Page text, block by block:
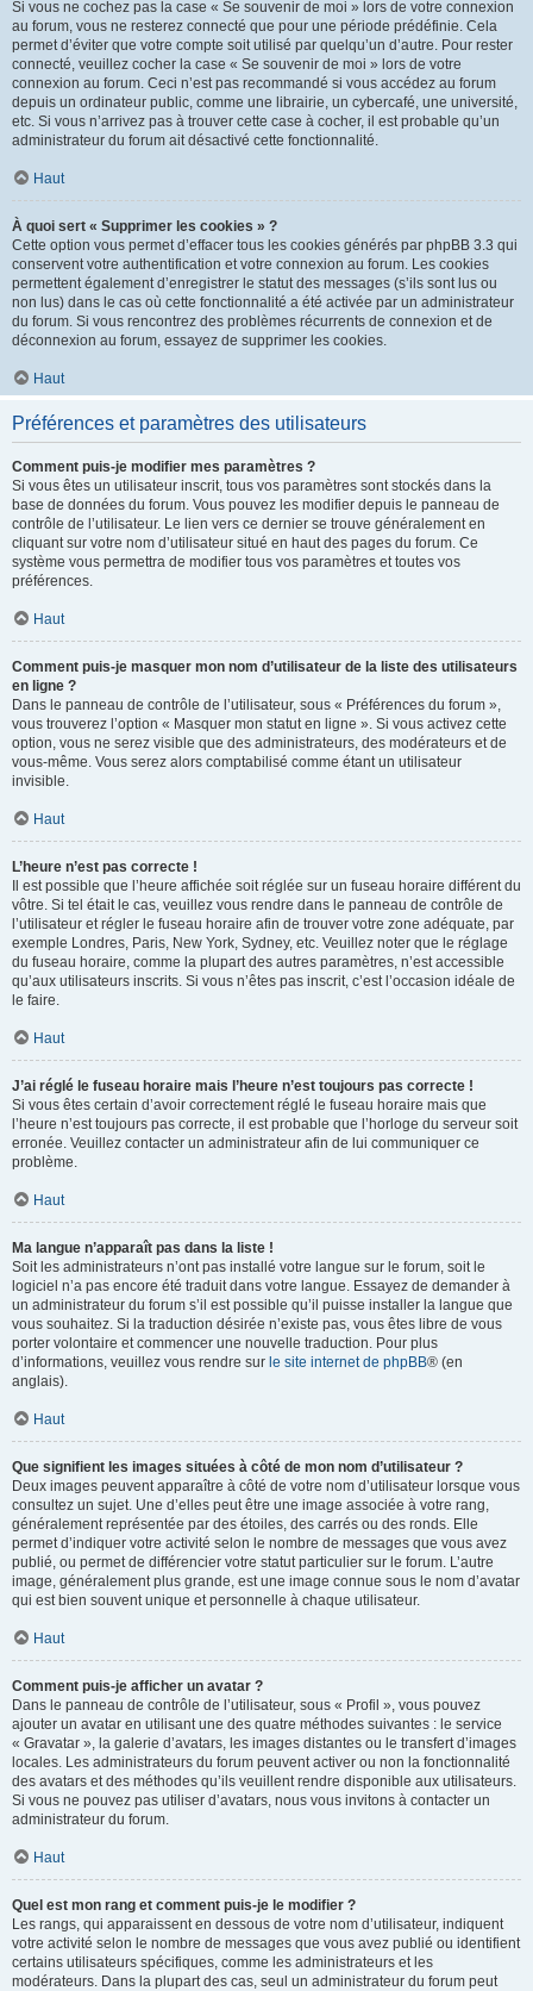
Si vous ne cochez pas la case « Se souvenir de moi » lors de votre connexion
au forum, vous ne resterez connecté que pour une période prédéfinie. Cela
permet d’éviter que votre compte soit utilisé par quelqu’un d’autre. Pour rester
connecté, veuillez cocher la case « Se souvenir de moi » lors de votre
connexion au forum. Ceci n’est pas recommandé si vous accédez au forum
depuis un ordinateur public, comme une librairie, un cybercafé, une université,
etc. Si vous n’arrivez pas à trouver cette case à cocher, il est probable qu’un
administrateur du forum ait désactivé cette fonctionnalité.
Haut
À quoi sert « Supprimer les cookies » ?
Cette option vous permet d’effacer tous les cookies générés par phpBB 3.3 qui
conservent votre authentification et votre connexion au forum. Les cookies
permettent également d’enregistrer le statut des messages (s’ils sont lus ou
non lus) dans le cas où cette fonctionnalité a été activée par un administrateur
du forum. Si vous rencontrez des problèmes récurrents de connexion et de
déconnexion au forum, essayez de supprimer les cookies.
Haut
Préférences et paramètres des utilisateurs
Comment puis-je modifier mes paramètres ?
Si vous êtes un utilisateur inscrit, tous vos paramètres sont stockés dans la
base de données du forum. Vous pouvez les modifier depuis le panneau de
contrôle de l’utilisateur. Le lien vers ce dernier se trouve généralement en
cliquant sur votre nom d’utilisateur situé en haut des pages du forum. Ce
système vous permettra de modifier tous vos paramètres et toutes vos
préférences.
Haut
Comment puis-je masquer mon nom d’utilisateur de la liste des utilisateurs
en ligne ?
Dans le panneau de contrôle de l’utilisateur, sous « Préférences du forum »,
vous trouverez l’option « Masquer mon statut en ligne ». Si vous activez cette
option, vous ne serez visible que des administrateurs, des modérateurs et de
vous-même. Vous serez alors comptabilisé comme étant un utilisateur
invisible.
Haut
L’heure n’est pas correcte !
Il est possible que l’heure affichée soit réglée sur un fuseau horaire différent du
vôtre. Si tel était le cas, veuillez vous rendre dans le panneau de contrôle de
l’utilisateur et régler le fuseau horaire afin de trouver votre zone adéquate, par
exemple Londres, Paris, New York, Sydney, etc. Veuillez noter que le réglage
du fuseau horaire, comme la plupart des autres paramètres, n’est accessible
qu’aux utilisateurs inscrits. Si vous n’êtes pas inscrit, c’est l’occasion idéale de
le faire.
Haut
J’ai réglé le fuseau horaire mais l’heure n’est toujours pas correcte !
Si vous êtes certain d’avoir correctement réglé le fuseau horaire mais que
l’heure n’est toujours pas correcte, il est probable que l’horloge du serveur soit
erronée. Veuillez contacter un administrateur afin de lui communiquer ce
problème.
Haut
Ma langue n’apparaît pas dans la liste !
Soit les administrateurs n’ont pas installé votre langue sur le forum, soit le
logiciel n’a pas encore été traduit dans votre langue. Essayez de demander à
un administrateur du forum s’il est possible qu’il puisse installer la langue que
vous souhaitez. Si la traduction désirée n’existe pas, vous êtes libre de vous
porter volontaire et commencer une nouvelle traduction. Pour plus
d’informations, veuillez vous rendre sur le site internet de phpBB® (en
anglais).
Haut
Que signifient les images situées à côté de mon nom d’utilisateur ?
Deux images peuvent apparaître à côté de votre nom d’utilisateur lorsque vous
consultez un sujet. Une d’elles peut être une image associée à votre rang,
généralement représentée par des étoiles, des carrés ou des ronds. Elle
permet d’indiquer votre activité selon le nombre de messages que vous avez
publié, ou permet de différencier votre statut particulier sur le forum. L’autre
image, généralement plus grande, est une image connue sous le nom d’avatar
qui est bien souvent unique et personnelle à chaque utilisateur.
Haut
Comment puis-je afficher un avatar ?
Dans le panneau de contrôle de l’utilisateur, sous « Profil », vous pouvez
ajouter un avatar en utilisant une des quatre méthodes suivantes : le service
« Gravatar », la galerie d’avatars, les images distantes ou le transfert d’images
locales. Les administrateurs du forum peuvent activer ou non la fonctionnalité
des avatars et des méthodes qu’ils veuillent rendre disponible aux utilisateurs.
Si vous ne pouvez pas utiliser d’avatars, nous vous invitons à contacter un
administrateur du forum.
Haut
Quel est mon rang et comment puis-je le modifier ?
Les rangs, qui apparaissent en dessous de votre nom d’utilisateur, indiquent
votre activité selon le nombre de messages que vous avez publié ou identifient
certains utilisateurs spécifiques, comme les administrateurs et les
modérateurs. Dans la plupart des cas, seul un administrateur du forum peut